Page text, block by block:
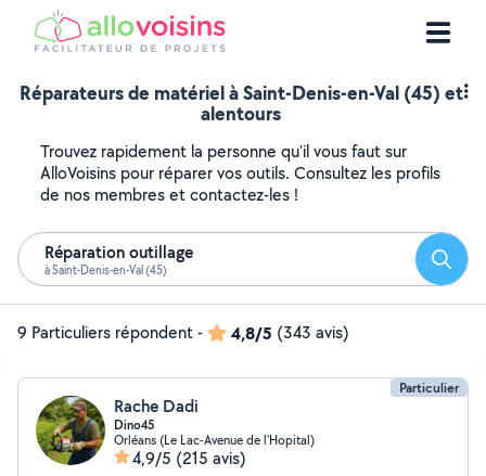
Réparateurs de matériel à Saint-Denis-en-Val (45) et
alentours
Trouvez rapidement la personne qu'il vous faut sur
AlloVoisins pour réparer vos outils. Consultez les profils
de nos membres et contactez-les !
Réparation outillage
à Saint-Denis-en-Val (45)
9 Particuliers répondent- 4,8/5 (343 avis)
Particulier
Rache Dadi
Dino45
Orléans (Le Lac-Avenue de l'Hopital)
4,9/5 (215 avis)